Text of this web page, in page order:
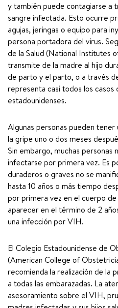
y también puede contagiarse a
sangre infectada. Esto ocurre
agujas, jeringas o equipo para
persona portadora del virus.
de la Salud (National Institutes
transmite de la madre al hijo
de parto y el parto, o a través
representa casi todos los casos
estadounidenses.
Algunas personas pueden
la gripe uno o dos meses
Sin embargo, muchas personas
infectarse por primera vez. Es
duraderos o graves no se
hasta 10 años o más tiempo
por primera vez en el cuerpo
aparecer en el término de 2
una infección por VIH.
El Colegio Estadounidense de
(American College of
recomienda la realización de la
a todas las embarazadas. La
asesoramiento sobre el VIH,